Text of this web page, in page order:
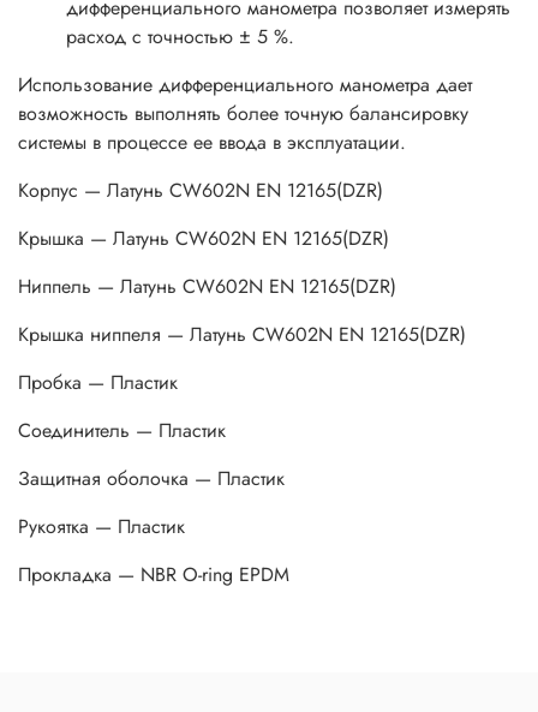
дифференциального манометра позволяет измерять
расход с точностью ± 5 %.
Использование дифференциального манометра дает
возможность выполнять более точную балансировку
системы в процессе ее ввода в эксплуатации.
Корпус — Латунь CW602N EN 12165(DZR)
Крышка — Латунь CW602N EN 12165(DZR)
Ниппель — Латунь CW602N EN 12165(DZR)
Крышка ниппеля — Латунь CW602N EN 12165(DZR)
Пробка — Пластик
Соединитель — Пластик
Защитная оболочка — Пластик
Рукоятка — Пластик
Прокладка — NBR О-ring EPDM